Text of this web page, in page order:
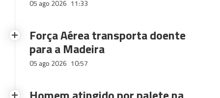
05 ago 2026 11:33
Força Aérea transporta doente
para a Madeira
05 ago 2026 10:57